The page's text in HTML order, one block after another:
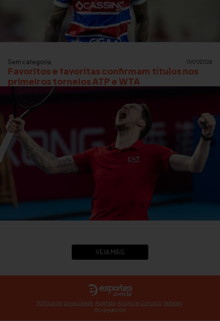
Sem categoria 11/01/2026
Favoritos e favoritas confirmam títulos nos
primeiros torneios ATP e WTA
VEJA MAIS
Política de privacidade Agenda Anuncie Conosco Tabelas
© Copyright 2026